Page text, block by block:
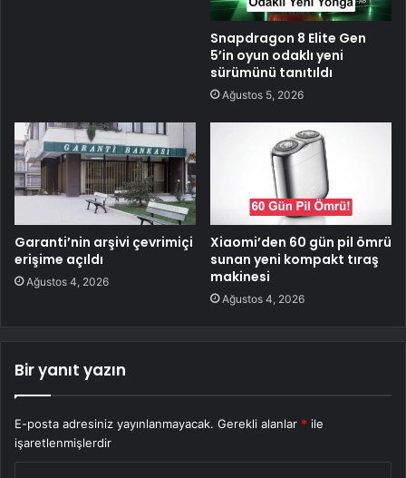
Snapdragon 8 Elite Gen
5’in oyun odaklı yeni
sürümünü tanıtıldı
Ağustos 5, 2026
Garanti’nin arşivi çevrimiçi
erişime açıldı
Ağustos 4, 2026
Xiaomi’den 60 gün pil ömrü
sunan yeni kompakt tıraş
makinesi
Ağustos 4, 2026
Bir yanıt yazın
E-posta adresiniz yayınlanmayacak. Gerekli alanlar * ile
işaretlenmişlerdir